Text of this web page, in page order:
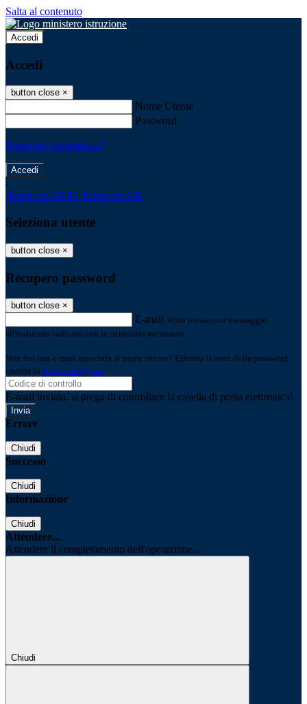
Salta al contenuto
Accedi
Accedi
button close ×
Nome Utente
Password
Password dimenticata?
-
Entra con SPID Entra con CIE
Seleziona utente
button close ×
Recupero password
button close ×
E-mail Verrà inviato un messaggio
all'indirizzo indicato con le istruzioni necessarie.
Non hai una e-mail associata al nome utente? Effettua il reset della password
tramite la Login Spaggiari
E-mail inviata, si prega di controllare la casella di posta elettronica!
Errore
Chiudi
Successo
Chiudi
Informazione
Chiudi
Attendere...
Attendere il completamento dell'operazione...
Chiudi